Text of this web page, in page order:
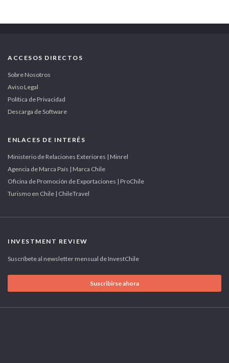
ACCESOS DIRECTOS
Sobre Nosotros
Aviso Legal
Política de Privacidad
Descarga de Software
ENLACES DE INTERÉS
Ministerio de Relaciones Exteriores | Minrel
Agencia de Marca País | Marca Chile
Oficina de Promoción de Exportaciones | ProChile
Turismo en Chile | ChileTravel
INVESTMENT REVIEW
Suscríbete al newsletter mensual de InvestChile
Suscribirse ahora